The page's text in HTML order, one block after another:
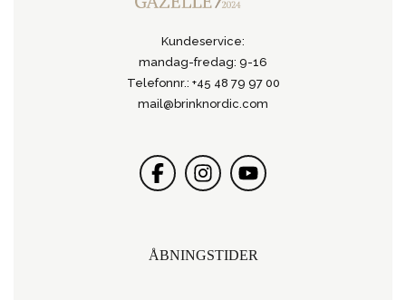
Kundeservice:
mandag-fredag: 9-16
Telefonnr.: +45 48 79 97 00
mail@brinknordic.com
ÅBNINGSTIDER